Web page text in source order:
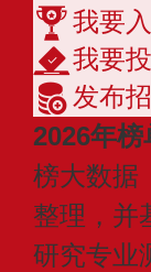
我要
我要
发布
2026年榜
榜大数据
整理，并
研究专业